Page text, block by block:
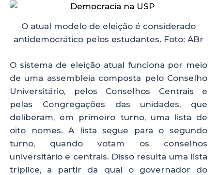
O atual modelo de eleição é considerado
antidemocrático pelos estudantes. Foto: ABr
O sistema de eleição atual funciona por meio
de uma assembleia composta pelo Conselho
Universitário, pelos Conselhos Centrais e
pelas Congregações das unidades, que
deliberam, em primeiro turno, uma lista de
oito nomes. A lista segue para o segundo
turno, quando votam os conselhos
universitário e centrais. Disso resulta uma lista
tríplice, a partir da qual o governador do